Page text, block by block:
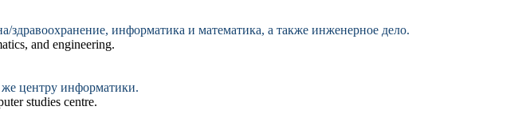
здравоохранение, информатика и математика, а также инженерное дело.
and engineering.
центру информатики.
studies centre.